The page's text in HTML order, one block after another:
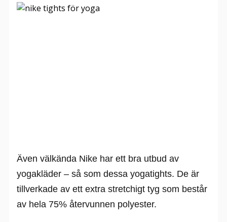
Även välkända Nike har ett bra utbud av
yogakläder – så som dessa yogatights. De är
tillverkade av ett extra stretchigt tyg som består
av hela 75% återvunnen polyester.